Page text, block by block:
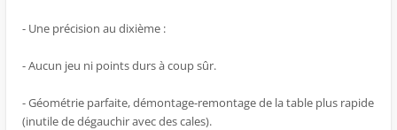
- Une précision au dixième :
- Aucun jeu ni points durs à coup sûr.
- Géométrie parfaite, démontage-remontage de la table plus rapide
(inutile de dégauchir avec des cales).